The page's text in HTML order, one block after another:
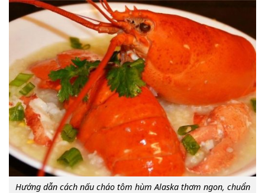
Hướng dẫn cách nấu cháo tôm hùm Alaska thơm ngon, chuẩn